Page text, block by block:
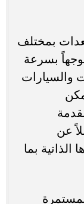
بمختلف
بسرعة
والسيارات
عن
الذاتية بما